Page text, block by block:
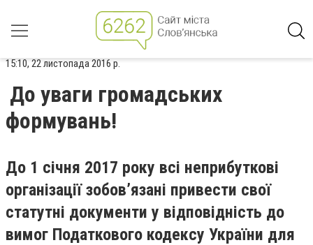
15:10, 22 листопада 2016 р.
До уваги громадських
формувань!
До 1 січня 2017 року всі неприбуткові
організації зобов’язані привести свої
статутні документи у відповідність до
вимог Податкового кодексу України для